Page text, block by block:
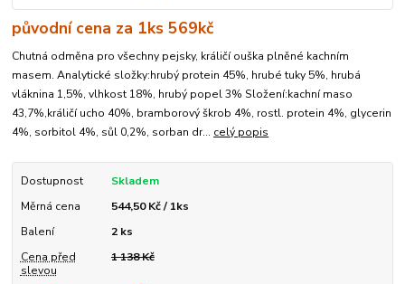
původní cena za 1ks 569kč
Chutná odměna pro všechny pejsky, králičí ouška plněné kachním
masem. Analytické složky:hrubý protein 45%, hrubé tuky 5%, hrubá
vláknina 1,5%, vlhkost 18%, hrubý popel 3% Složení:kachní maso
43,7%,králičí ucho 40%, bramborový škrob 4%, rostl. protein 4%, glycerin
4%, sorbitol 4%, sůl 0,2%, sorban dr... celý popis
Dostupnost
Skladem
Měrná cena
544,50 Kč / 1ks
Balení
2 ks
Cena před
slevou
1 138 Kč